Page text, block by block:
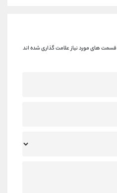
قسمت های مورد نیاز علامت گذاری شده اند